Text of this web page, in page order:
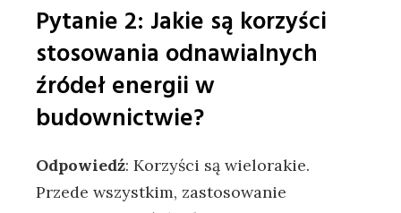
Pytanie ⁣2: Jakie są korzyści
stosowania odnawialnych
‍źródeł energii w
budownictwie?
Odpowiedź: Korzyści są‌ wielorakie.
Przede wszystkim, zastosowanie‌